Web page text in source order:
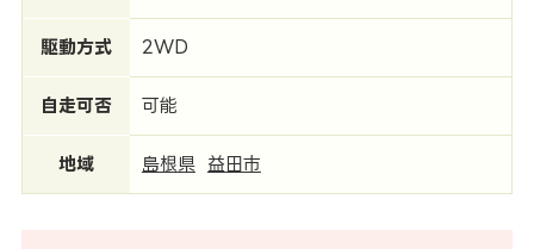
駆動方式 2WD
自走可否 可能
地域 島根県 益田市